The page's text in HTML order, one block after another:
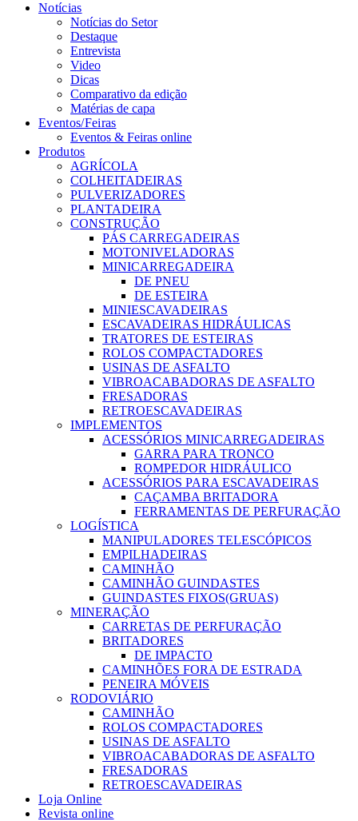
Notícias
Notícias do Setor
Destaque
Entrevista
Video
Dicas
Comparativo da edição
Matérias de capa
Eventos/Feiras
Eventos & Feiras online
Produtos
AGRÍCOLA
COLHEITADEIRAS
PULVERIZADORES
PLANTADEIRA
CONSTRUÇÃO
PÁS CARREGADEIRAS
MOTONIVELADORAS
MINICARREGADEIRA
DE PNEU
DE ESTEIRA
MINIESCAVADEIRAS
ESCAVADEIRAS HIDRÁULICAS
TRATORES DE ESTEIRAS
ROLOS COMPACTADORES
USINAS DE ASFALTO
VIBROACABADORAS DE ASFALTO
FRESADORAS
RETROESCAVADEIRAS
IMPLEMENTOS
ACESSÓRIOS MINICARREGADEIRAS
GARRA PARA TRONCO
ROMPEDOR HIDRÁULICO
ACESSÓRIOS PARA ESCAVADEIRAS
CAÇAMBA BRITADORA
FERRAMENTAS DE PERFURAÇÃO
LOGÍSTICA
MANIPULADORES TELESCÓPICOS
EMPILHADEIRAS
CAMINHÃO
CAMINHÃO GUINDASTES
GUINDASTES FIXOS(GRUAS)
MINERAÇÃO
CARRETAS DE PERFURAÇÃO
BRITADORES
DE IMPACTO
CAMINHÕES FORA DE ESTRADA
PENEIRA MÓVEIS
RODOVIÁRIO
CAMINHÃO
ROLOS COMPACTADORES
USINAS DE ASFALTO
VIBROACABADORAS DE ASFALTO
FRESADORAS
RETROESCAVADEIRAS
Loja Online
Revista online